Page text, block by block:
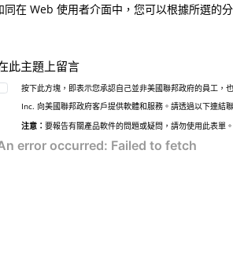
同在 Web 使用者介面中，您可以根據所選的
此主題上留言
按下此方塊，即表示您承認自己並非美國聯邦政府的員工，
Inc. 向美國聯邦政府客戶提供軟體和服務。請透過以下連結
注意：要報告有關產品軟件的問題或疑問，請勿使用此表單